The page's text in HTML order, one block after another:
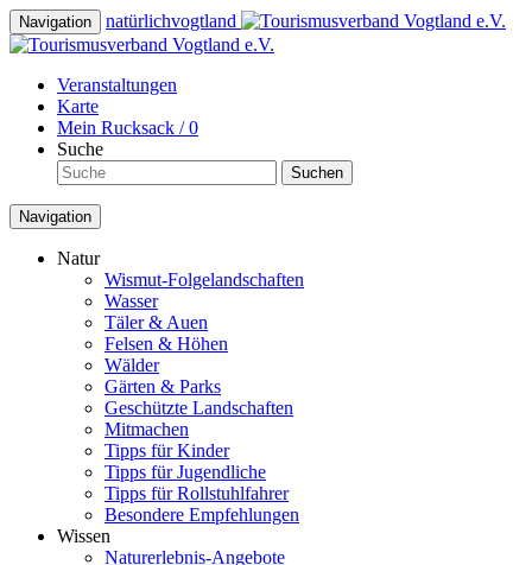
Navigation natürlichvogtland
Veranstaltungen
Karte
Mein Rucksack /0
Suche
Suchen
Navigation
Natur
Wismut-Folgelandschaften
Wasser
Täler & Auen
Felsen & Höhen
Wälder
Gärten & Parks
Geschützte Landschaften
Mitmachen
Tipps für Kinder
Tipps für Jugendliche
Tipps für Rollstuhlfahrer
Besondere Empfehlungen
Wissen
Naturerlebnis-Angebote